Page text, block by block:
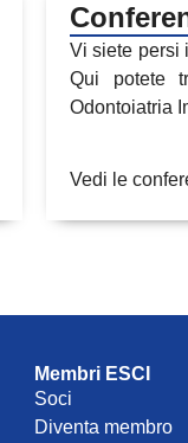
Vi siete persi
Qui potete
Odontoiatria
Vedi le
Membri ESCI
Soci
Diventa membro